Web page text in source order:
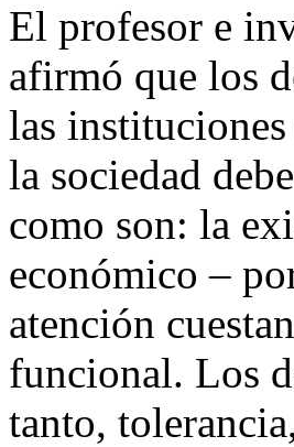
El profesor e
afirmó que los
las
la sociedad
como son: la
económico –
atención
funcional. Los
tanto,